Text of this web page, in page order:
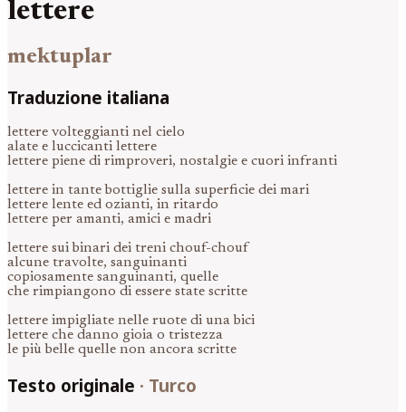
lettere
mektuplar
Traduzione italiana
lettere volteggianti nel cielo
alate e luccicanti lettere
lettere piene di rimproveri, nostalgie e cuori infranti
lettere in tante bottiglie sulla superficie dei mari
lettere lente ed ozianti, in ritardo
lettere per amanti, amici e madri
lettere sui binari dei treni chouf-chouf
alcune travolte, sanguinanti
copiosamente sanguinanti, quelle
che rimpiangono di essere state scritte
lettere impigliate nelle ruote di una bici
lettere che danno gioia o tristezza
le più belle quelle non ancora scritte
Testo originale · Turco